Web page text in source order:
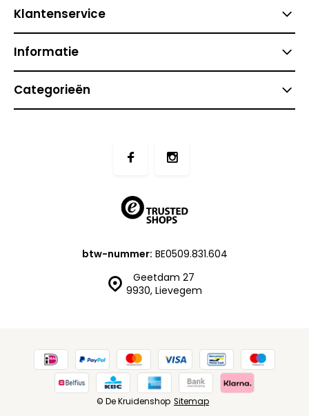
Klantenservice
Informatie
Categorieën
Geetdam 27
9930, Lievegem
btw-nummer: BE0509.831.604
© De Kruidenshop Sitemap